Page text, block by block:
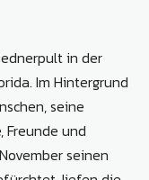
in der
Im Hintergrund
seine
Freunde und
seinen